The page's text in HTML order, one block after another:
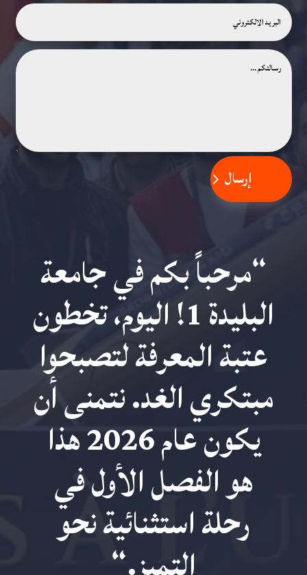
إرسال
“مرحباً بكم في جامعة
البليدة 1! اليوم، تخطون
عتبة المعرفة لتصبحوا
مبتكري الغد. نتمنى أن
يكون عام 2026 هذا
هو الفصل الأول في
رحلة استثنائية نحو